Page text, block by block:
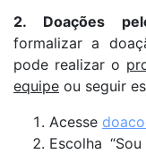
2. Doações
formalizar a
pode realizar o
equipe ou seguir
Acesse
Escolha